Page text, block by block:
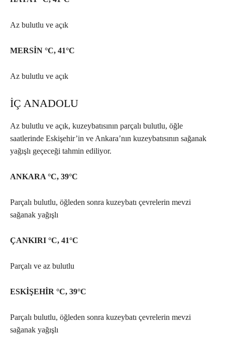
Az bulutlu ve açık
MERSİN °C, 41°C
Az bulutlu ve açık
İÇ ANADOLU
Az bulutlu ve açık, kuzeybatısının parçalı bulutlu, öğle
saatlerinde Eskişehir’in ve Ankara’nın kuzeybatısının sağanak
yağışlı geçeceği tahmin ediliyor.
ANKARA °C, 39°C
Parçalı bulutlu, öğleden sonra kuzeybatı çevrelerin mevzi
sağanak yağışlı
ÇANKIRI °C, 41°C
Parçalı ve az bulutlu
ESKİŞEHİR °C, 39°C
Parçalı bulutlu, öğleden sonra kuzeybatı çevrelerin mevzi
sağanak yağışlı